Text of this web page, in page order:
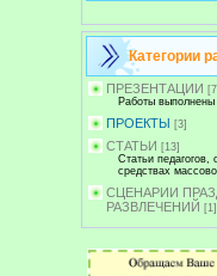
Категории
ПРЕЗЕНТАЦИИ [7]
Работы
ПРОЕКТЫ [3]
СТАТЬИ [13]
Статьи педагогов,
средствах
СЦЕНАРИИ
РАЗВЛЕЧЕНИЙ [1]